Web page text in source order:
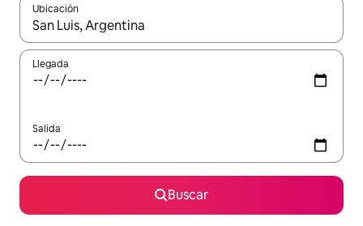
Ubicación
Cuando los resultados estén disponibles, navega con las
Llegada
Salida
Buscar